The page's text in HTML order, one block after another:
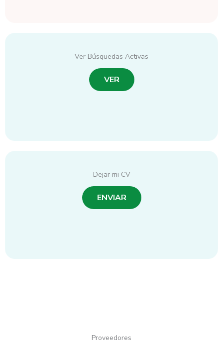
Ver Búsquedas Activas
VER
Dejar mi CV
ENVIAR
Proveedores